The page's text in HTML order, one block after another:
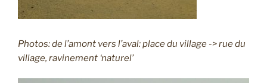
Photos: de l’amont vers l’aval: place du village -> rue du
village, ravinement ‘naturel’